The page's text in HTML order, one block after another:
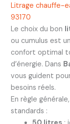
Litrage chauffe-
93170
Le choix du bon
ou cumulus est
confort optimal
d’énergie. Dans
vous guident
besoins réels.
En règle
standards :